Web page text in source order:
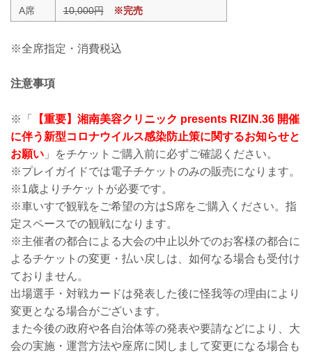
A席 10,000円 ※完売
※全席指定・消費税込
注意事項
※「
【重要】湘南美容クリニック presents RIZIN.36 開催
に伴う新型コロナウイルス感染防止策に関するお知らせと
お願い 」をチケットご購入前に必ずご確認ください。
※プレイガイドでは電子チケットのみの販売になります。
※1歳よりチケットが必要です。
※車いすで観戦をご希望の方はS席をご購入ください。指
定スペースでの観戦になります。
※主催者の都合による大会の中止以外でのお客様の都合に
よるチケットの変更・払い戻しは、如何なる場合も受付け
ておりません。
出場選手・対戦カードは発表した後に怪我等の理由により
変更となる場合がございます。
また今後の政府や各自治体等の発表や要請などにより、大
会の実施・運営方法や座席に関しまして変更になる場合も